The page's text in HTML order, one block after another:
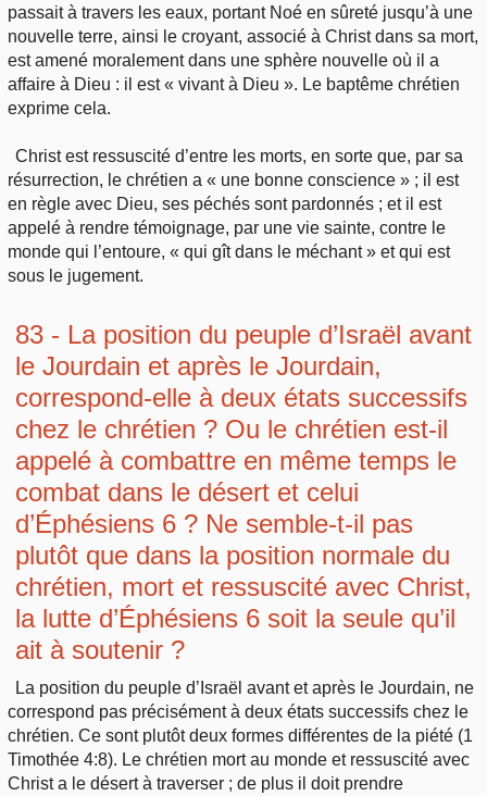
passait à travers les eaux, portant Noé en sûreté jusqu’à une
nouvelle terre, ainsi le croyant, associé à Christ dans sa mort,
est amené moralement dans une sphère nouvelle où il a
affaire à Dieu : il est « vivant à Dieu ». Le baptême chrétien
exprime cela.
Christ est ressuscité d’entre les morts, en sorte que, par sa
résurrection, le chrétien a « une bonne conscience » ; il est
en règle avec Dieu, ses péchés sont pardonnés ; et il est
appelé à rendre témoignage, par une vie sainte, contre le
monde qui l’entoure, « qui gît dans le méchant » et qui est
sous le jugement.
83 - La position du peuple d’Israël avant
le Jourdain et après le Jourdain,
correspond-elle à deux états successifs
chez le chrétien ? Ou le chrétien est-il
appelé à combattre en même temps le
combat dans le désert et celui
d’Éphésiens 6 ? Ne semble-t-il pas
plutôt que dans la position normale du
chrétien, mort et ressuscité avec Christ,
la lutte d’Éphésiens 6 soit la seule qu’il
ait à soutenir ?
La position du peuple d’Israël avant et après le Jourdain, ne
correspond pas précisément à deux états successifs chez le
chrétien. Ce sont plutôt deux formes différentes de la piété (1
Timothée 4:8). Le chrétien mort au monde et ressuscité avec
Christ a le désert à traverser ; de plus il doit prendre